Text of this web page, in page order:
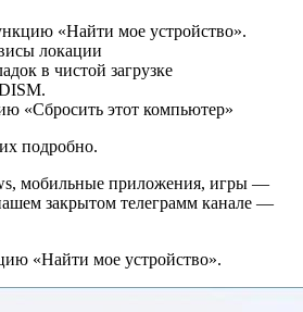
«Найти мое устройство».
локации
в чистой загрузке
«Сбросить этот компьютер»
подробно.
мобильные приложения, игры —
закрытом телеграмм канале —
«Найти мое устройство».